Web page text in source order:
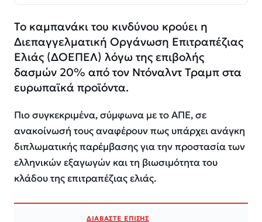
Το καμπανάκι του κινδύνου κρούει η
Διεπαγγελματική Οργάνωση Επιτραπέζιας
Ελιάς (ΔΟΕΠΕΛ) λόγω της επιβολής
δασμών 20% από τον Ντόναλντ Τραμπ στα
ευρωπαϊκά προϊόντα.
Πιο συγκεκριμένα, σύμφωνα με το ΑΠΕ, σε
ανακοίνωσή τους αναφέρουν πως υπάρχει ανάγκη
διπλωματικής παρέμβασης για την προστασία των
ελληνικών εξαγωγών και τη βιωσιμότητα του
κλάδου της επιτραπέζιας ελιάς.
ΔΙΑΒΑΣΤΕ ΕΠΙΣΗΣ